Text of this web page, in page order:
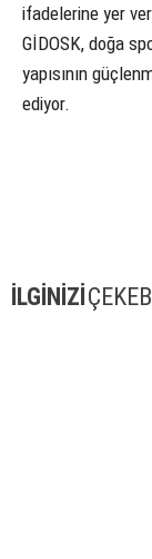
ifadelerine yer
GİDOSK, doğa
yapısının
ediyor.
İLGİNİZİ